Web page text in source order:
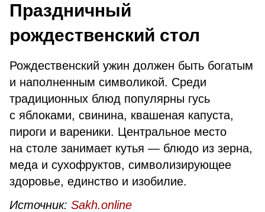
Праздничный
рождественский стол
Рождественский ужин должен быть богатым
и наполненным символикой. Среди
традиционных блюд популярны гусь
с яблоками, свинина, квашеная капуста,
пироги и вареники. Центральное место
на столе занимает кутья — блюдо из зерна,
меда и сухофруктов, символизирующее
здоровье, единство и изобилие.
Источник: Sakh.online